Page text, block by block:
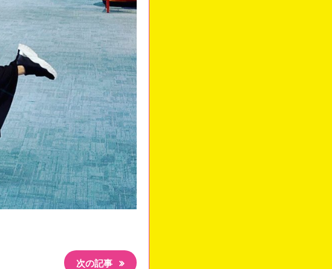
次の記事